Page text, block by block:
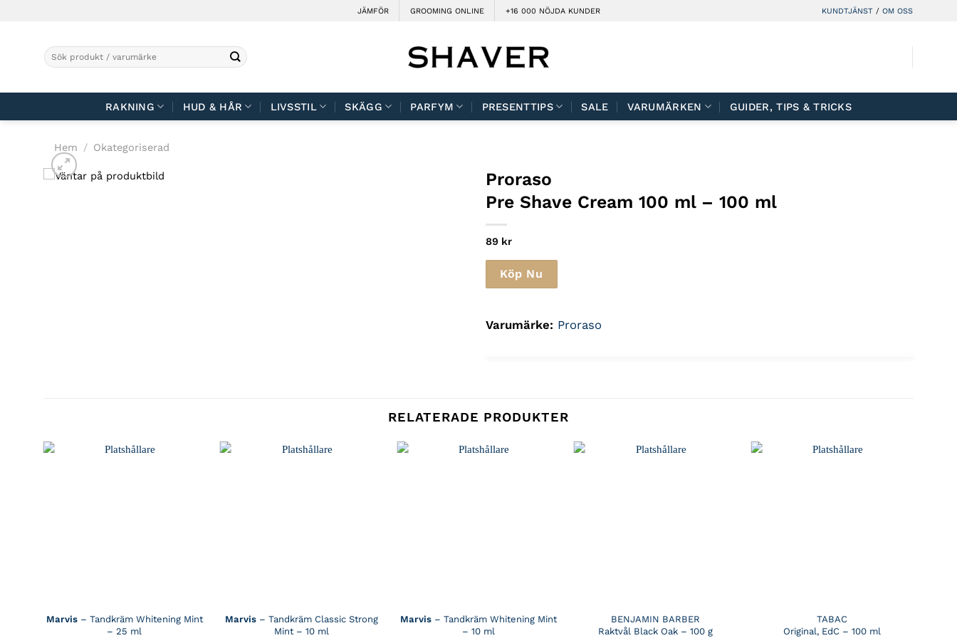
JÄMFÖR GROOMING ONLINE +16 000 NÖJDA KUNDER KUNDTJÄNST / OM OSS
Sök
efter:
RAKNING HUD & HÅR LIVSSTIL SKÄGG PARFYM PRESENTTIPS SALE VARUMÄRKEN GUIDER, TIPS & TRICKS
Hem / Okategoriserad
Proraso
Pre Shave Cream 100 ml – 100 ml
89 kr
Köp Nu
Varumärke: Proraso
RELATERADE PRODUKTER
Marvis– Tandkräm Whitening Mint
– 25 ml
Marvis– Tandkräm Classic Strong
Mint – 10 ml
Marvis– Tandkräm Whitening Mint
– 10 ml
BENJAMIN BARBER
Raktvål Black Oak – 100 g
TABAC
Original, EdC – 100 ml